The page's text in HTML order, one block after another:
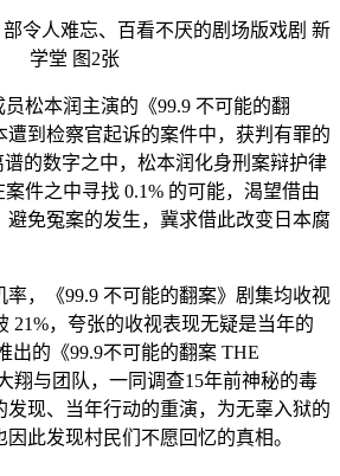
松本润主演的《99.9 不可能的翻
遭到检察官起诉的案件中，获判有罪的
谱的数字之中，松本润化身刑案辩护律
件之中寻找 0.1% 的可能，渴望借由
避免冤案的发生，冀求借此改变日本腐
，《99.9 不可能的翻案》剧集均收视
21%，夸张的收视表现无疑是当年的
出的《99.9不可能的翻案 THE
翔与团队，一同调查15年前神秘的毒
发现、当年行动的重演，为无辜入狱的
此发现村民们不愿回忆的真相。